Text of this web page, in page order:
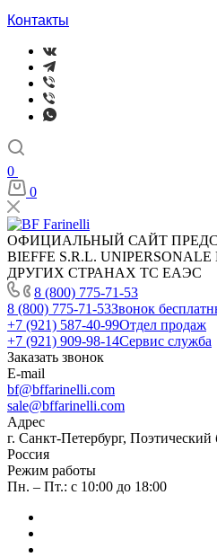
Контакты
0
0
ОФИЦИАЛЬНЫЙ САЙТ
BIEFFE S.R.L.
ДРУГИХ СТРАНАХ ТС ЕАЭС
8 (800) 775-71-53
8 (800) 775-71-53Звонок
+7 (921) 587-40-99Отдел продаж
+7 (921) 909-98-14Сервис служба
Заказать звонок
E-mail
bf@bffarinelli.com
sale@bffarinelli.com
Адрес
г. Санкт-Петербург,
Россия
Режим работы
Пн. – Пт.: с 10:00 до 18:00